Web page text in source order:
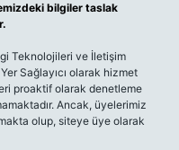
bilgiler taslak
Teknolojileri ve İletişim
Sağlayıcı olarak hizmet
proaktif olarak denetleme
Ancak, üyelerimiz
olup, siteye üye olarak